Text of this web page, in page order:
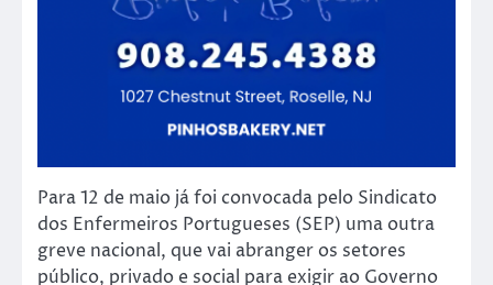
Para 12 de maio já foi convocada pelo Sindicato
dos Enfermeiros Portugueses (SEP) uma outra
greve nacional, que vai abranger os setores
público, privado e social para exigir ao Governo